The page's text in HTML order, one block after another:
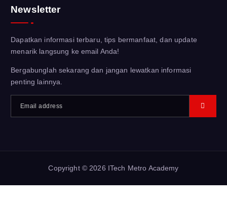
u
n
u
k
:
Newsletter
Dapatkan informasi terbaru, tips bermanfaat, dan update
menarik langsung ke email Anda!
Bergabunglah sekarang dan jangan lewatkan informasi
penting lainnya.
Copyright © 2026 ITech Metro Academy